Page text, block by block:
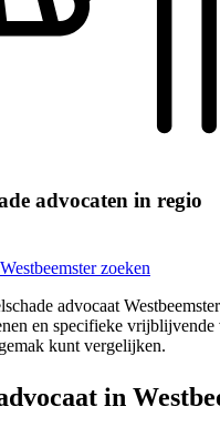
advocaten in regio
zoeken
advocaat
en specifieke vrijblijvende
kunt vergelijken.
in